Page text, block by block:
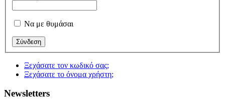
Να με θυμάσαι
Ξεχάσατε τον κωδικό σας;
Ξεχάσατε το όνομα χρήστη;
Newsletters